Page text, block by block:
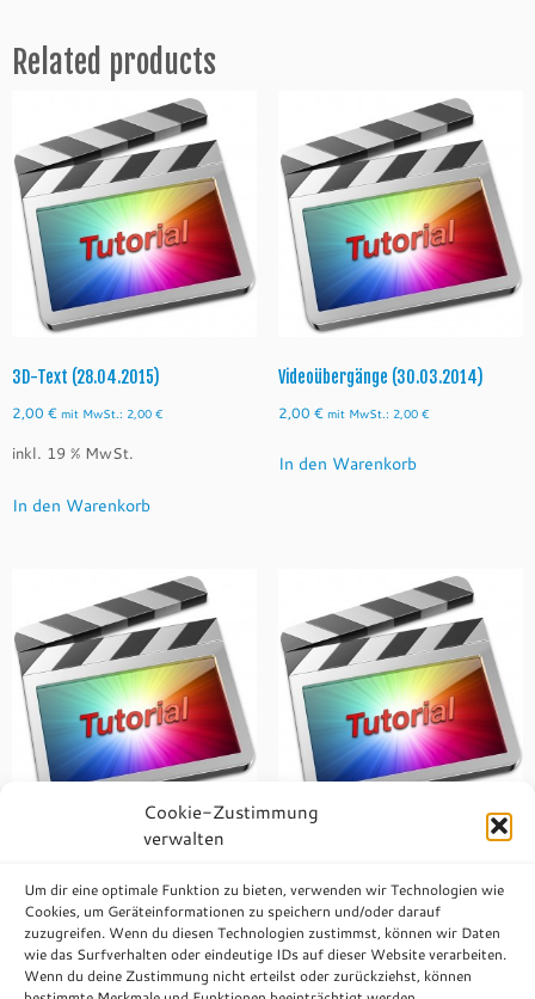
Cookie-Zustimmung
verwalten
Um dir eine optimale Funktion zu bieten, verwenden wir Technologien wie
Cookies, um Geräteinformationen zu speichern und/oder darauf
zuzugreifen. Wenn du diesen Technologien zustimmst, können wir Daten
wie das Surfverhalten oder eindeutige IDs auf dieser Website verarbeiten.
Wenn du deine Zustimmung nicht erteilst oder zurückziehst, können
Related products
3D-Text (28.04.2015)
2,00 € mit MwSt.: 2,00 €
inkl. 19 % MwSt.
In den Warenkorb
Videoübergänge (30.03.2014)
2,00 € mit MwSt.: 2,00 €
In den Warenkorb
0,00 € mit MwSt.:0,00€
inkl. 19 % MwSt.
In den Warenkorb
2,00€ mit MwSt.:2,00€
inkl. 19 % MwSt.
In den Warenkorb